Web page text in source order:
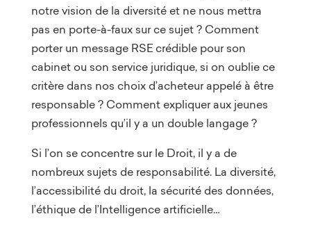
notre vision de la diversité et ne nous mettra
pas en porte-à-faux sur ce sujet ? Comment
porter un message RSE crédible pour son
cabinet ou son service juridique, si on oublie ce
critère dans nos choix d’acheteur appelé à être
responsable ? Comment expliquer aux jeunes
professionnels qu’il y a un double langage ?
Si l’on se concentre sur le Droit, il y a de
nombreux sujets de responsabilité. La diversité,
l’accessibilité du droit, la sécurité des données,
l’éthique de l’Intelligence artificielle…